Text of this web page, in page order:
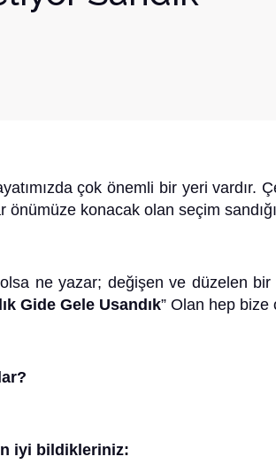
çok önemli bir yeri vardır.
önümüze konacak olan seçim
ne yazar; değişen ve düzelen
Gide Gele Usandık” Olan hep bize
iyi bildikleriniz: